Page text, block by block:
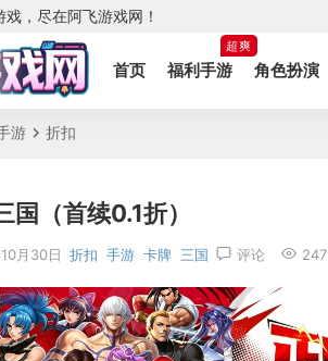
，尽在阿飞游戏网！
首页 福利手游
超爽
角色扮演
游 折扣
国（首续0.1折）
月30日 折扣 手游 卡牌 三国 评论 247